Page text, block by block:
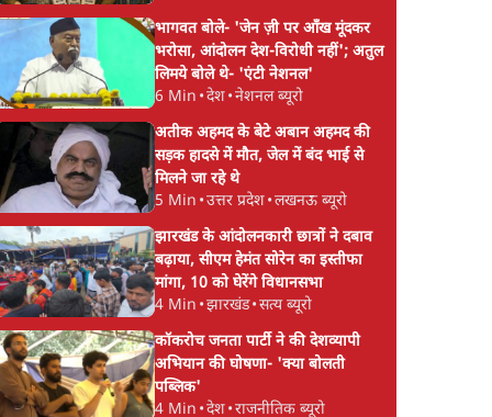
भागवत बोले- 'जेन ज़ी पर आँख मूंदकर
भरोसा, आंदोलन देश-विरोधी नहीं'; अतुल
लिमये बोले थे- 'एंटी नेशनल'
6 Min •देश•नेशनल ब्यूरो
अतीक अहमद के बेटे अबान अहमद की
सड़क हादसे में मौत, जेल में बंद भाई से
मिलने जा रहे थे
5 Min •उत्तर प्रदेश•लखनऊ ब्यूरो
झारखंड के आंदोलनकारी छात्रों ने दबाव
बढ़ाया, सीएम हेमंत सोरेन का इस्तीफा
मांगा, 10 को घेरेंगे विधानसभा
4 Min •झारखंड•सत्य ब्यूरो
कॉकरोच जनता पार्टी ने की देशव्यापी
अभियान की घोषणा- 'क्या बोलती
पब्लिक'
4 Min •देश•राजनीतिक ब्यूरो